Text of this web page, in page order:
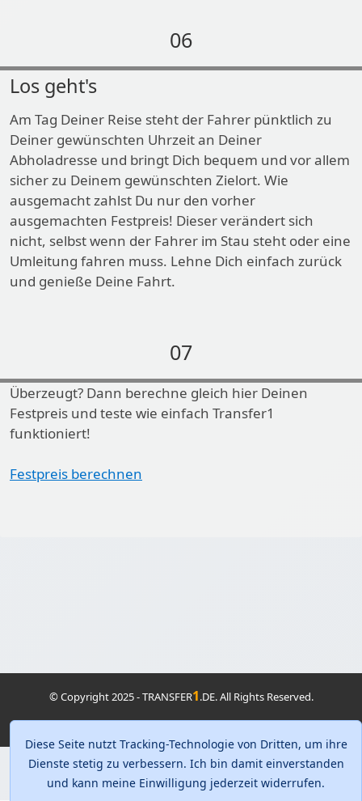
06
Los geht's
Am Tag Deiner Reise steht der Fahrer pünktlich zu
Deiner gewünschten Uhrzeit an Deiner
Abholadresse und bringt Dich bequem und vor allem
sicher zu Deinem gewünschten Zielort. Wie
ausgemacht zahlst Du nur den vorher
ausgemachten Festpreis! Dieser verändert sich
nicht, selbst wenn der Fahrer im Stau steht oder eine
Umleitung fahren muss. Lehne Dich einfach zurück
und genieße Deine Fahrt.
07
Überzeugt? Dann berechne gleich hier Deinen
Festpreis und teste wie einfach Transfer1
funktioniert!
Festpreis berechnen
© Copyright 2025 - TRANSFER1.DE. All Rights Reserved.
Diese Seite nutzt Tracking-Technologie von Dritten, um ihre
Dienste stetig zu verbessern. Ich bin damit einverstanden
und kann meine Einwilligung jederzeit widerrufen.